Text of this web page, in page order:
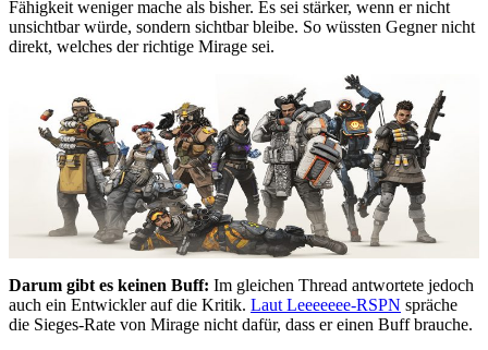
Fähigkeit weniger mache als bisher. Es sei stärker, wenn er nicht
unsichtbar würde, sondern sichtbar bleibe. So wüssten Gegner nicht
direkt, welches der richtige Mirage sei.
Darum gibt es keinen Buff: Im gleichen Thread antwortete jedoch
auch ein Entwickler auf die Kritik. Laut Leeeeeee-RSPN spräche
die Sieges-Rate von Mirage nicht dafür, dass er einen Buff brauche.